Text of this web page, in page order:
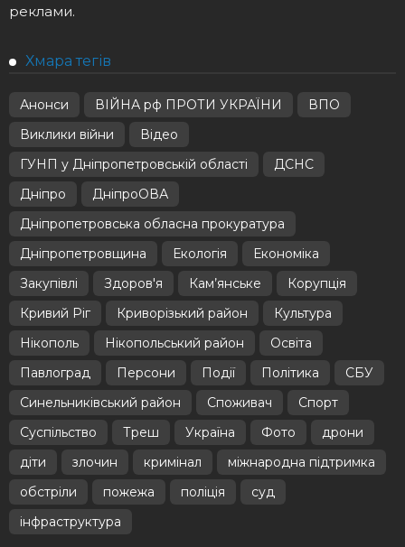
реклами.
Хмара тегів
Анонси ВІЙНА рф ПРОТИ УКРАЇНИ
ВПО
Виклики війни
Відео
ГУНП у Дніпропетровській області
ДСНС
Дніпро
ДніпроОВА
Дніпропетровська обласна прокуратура
Дніпропетровщина
Екологія
Економіка
Закупівлі
Здоров'я Кам’янське
Корупція
Кривий Ріг
Криворізький район
Культура
Нікополь
Нікопольський район
Освіта
Павлоград
Персони Події Політика
СБУ
Синельниківський район
Споживач
Спорт
Суспільство
Треш Україна Фото
дрони
діти
злочин кримінал
міжнародна підтримка
обстріли
пожежа поліція
суд
інфраструктура